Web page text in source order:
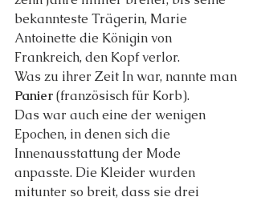
bekannteste Trägerin, Marie
Antoinette die Königin von
Frankreich, den Kopf verlor.
Was zu ihrer Zeit In war, nannte man
Panier (französisch für Korb).
Das war auch eine der wenigen
Epochen, in denen sich die
Innenausstattung der Mode
anpasste. Die Kleider wurden
mitunter so breit, dass sie drei